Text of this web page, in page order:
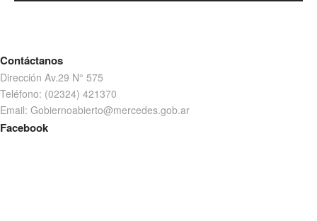
Contáctanos
Dirección Av.29 N° 575
Teléfono: (02324) 421370
Email: Gobiernoabierto@mercedes.gob.ar
Facebook